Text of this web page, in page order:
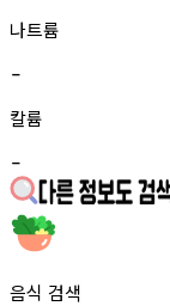
나트륨
-
칼륨
-
음식 검색